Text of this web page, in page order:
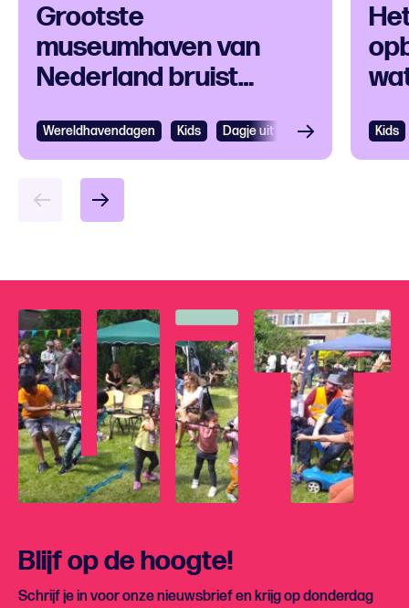
Grootste
museumhaven van
Nederland bruist
Wereldhavendagen
Wereldhavendagen Kids Dagje uit Rotterdam KidsKids
Bekijken
Blijf op de hoogte!
Schrijf je in voor onze nieuwsbrief en krijg op donderdag